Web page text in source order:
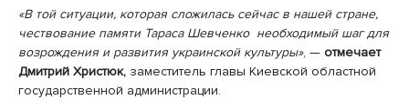
«В той ситуации, которая сложилась сейчас в нашей стране,
чествование памяти Тараса Шевченко необходимый шаг для
возрождения и развития украинской культуры», — отмечает
Дмитрий Христюк, заместитель главы Киевской областной
государственной администрации.